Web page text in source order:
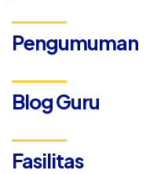
Pengumuman
Blog Guru
Fasilitas